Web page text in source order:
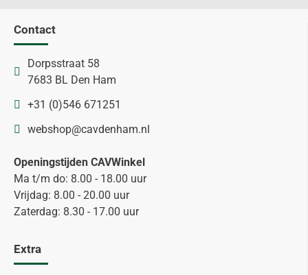
Contact
Dorpsstraat 58
7683 BL Den Ham
+31 (0)546 671251
webshop@cavdenham.nl
Openingstijden CAVWinkel
Ma t/m do: 8.00 - 18.00 uur
Vrijdag: 8.00 - 20.00 uur
Zaterdag: 8.30 - 17.00 uur
Extra